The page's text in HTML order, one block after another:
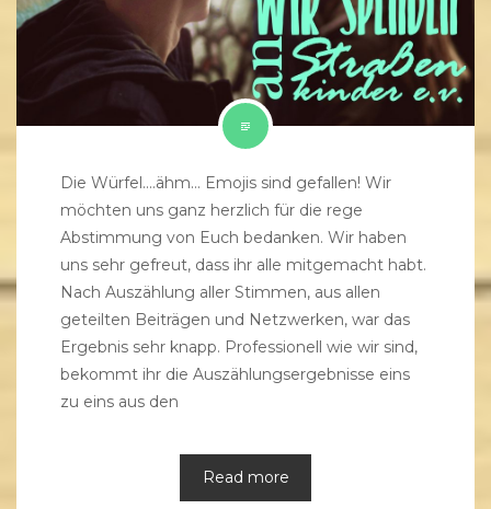
Die Würfel….ähm… Emojis sind gefallen! Wir
möchten uns ganz herzlich für die rege
Abstimmung von Euch bedanken. Wir haben
uns sehr gefreut, dass ihr alle mitgemacht habt.
Nach Auszählung aller Stimmen, aus allen
geteilten Beiträgen und Netzwerken, war das
Ergebnis sehr knapp. Professionell wie wir sind,
bekommt ihr die Auszählungsergebnisse eins
zu eins aus den
Read more